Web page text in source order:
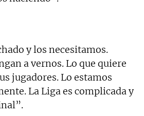
y los necesitamos.
a vernos. Lo que quiere
jugadores. Lo estamos
La Liga es complicada y